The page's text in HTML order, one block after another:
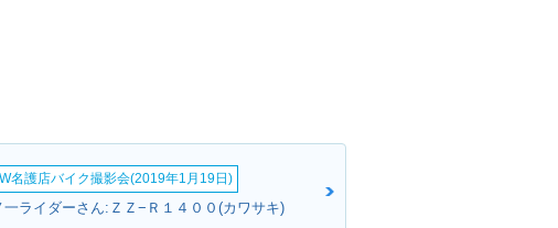
名護店バイク撮影会(2019年1月19日)
一ライダーさん:ＺＺ−Ｒ１４００(カワサキ)